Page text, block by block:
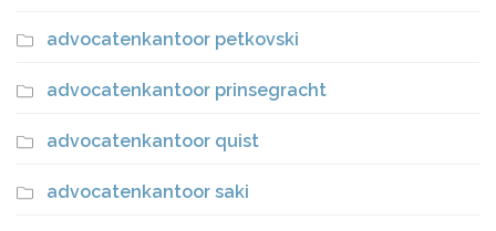
advocatenkantoor petkovski
advocatenkantoor prinsegracht
advocatenkantoor quist
advocatenkantoor saki